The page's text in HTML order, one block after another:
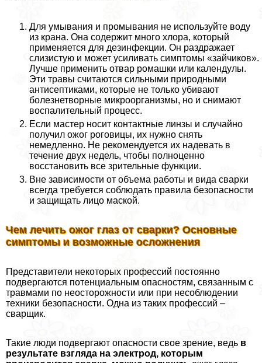
Для умывания и промывания не используйте воду
из крана. Она содержит много хлора, который
применяется для дезинфекции. Он раздражает
слизистую и может усиливать симптомы «зайчиков».
Лучше применить отвар ромашки или календулы.
Эти травы считаются сильными природными
антисептиками, которые не только убивают
болезнетворные микроорганизмы, но и снимают
воспалительный процесс.
Если мастер носит контактные линзы и случайно
получил ожог роговицы, их нужно снять
немедленно. Не рекомендуется их надевать в
течение двух недель, чтобы полноценно
восстановить все зрительные функции.
Вне зависимости от объема работы и вида сварки
всегда требуется соблюдать правила безопасности
и защищать лицо маской.
Чем лечить ожог глаз от сварки? Основные
симптомы и возможные осложнения
Представители некоторых профессий постоянно
подвергаются потенциальным опасностям, связанным с
травмами по неосторожности или при несоблюдении
техники безопасности. Одна из таких профессий –
сварщик.
Такие люди подвергают опасности свое зрение, ведь в
результате взгляда на электрод, которым